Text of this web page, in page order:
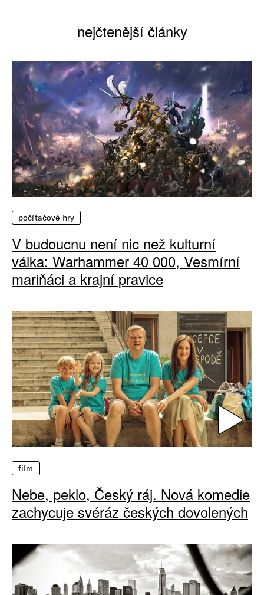
nejčtenější články
počítačové hry
V budoucnu není nic než kulturní
válka: Warhammer 40 000, Vesmírní
mariňáci a krajní pravice
film
Nebe, peklo, Český ráj. Nová komedie
zachycuje svéráz českých dovolených